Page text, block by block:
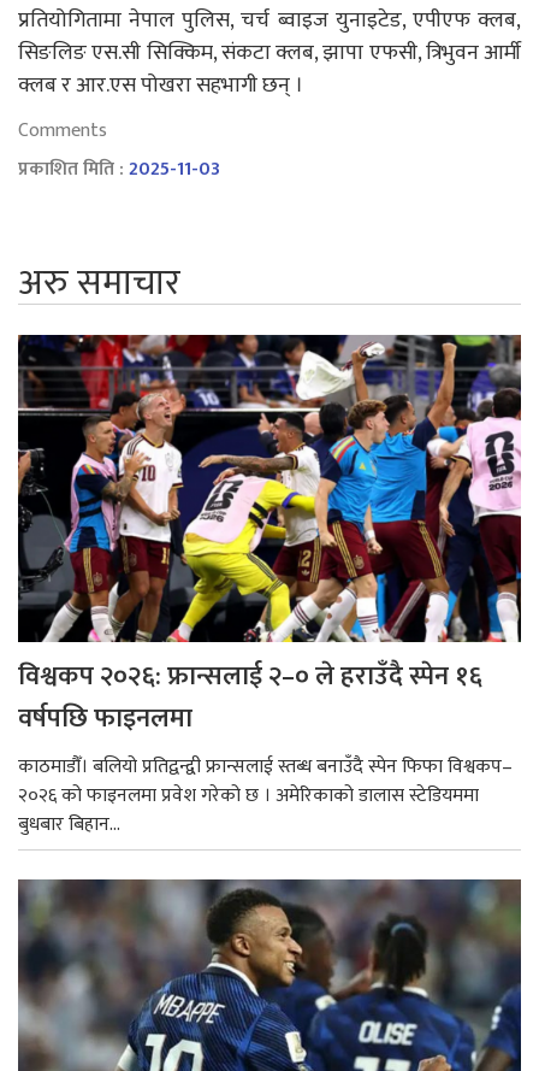
प्रतियोगितामा नेपाल पुलिस, चर्च ब्वाइज युनाइटेड, एपीएफ क्लब,
सिङलिङ एस.सी सिक्किम, संकटा क्लब, झापा एफसी, त्रिभुवन आर्मी
क्लब र आर.एस पोखरा सहभागी छन् ।
Comments
प्रकाशित मिति :2025-11-03
अरु समाचार
विश्वकप २०२६: फ्रान्सलाई २–० ले हराउँदै स्पेन १६
वर्षपछि फाइनलमा
काठमाडौँ। बलियो प्रतिद्वन्द्वी फ्रान्सलाई स्तब्ध बनाउँदै स्पेन फिफा विश्वकप–
२०२६ को फाइनलमा प्रवेश गरेको छ । अमेरिकाको डालास स्टेडियममा
बुधबार बिहान...